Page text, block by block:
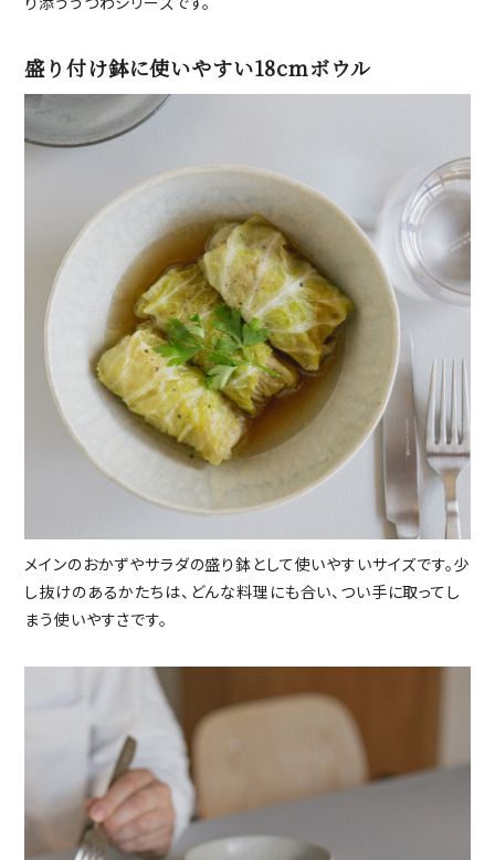
盛り付け鉢に使いやすい18cmボウル
メインのおかずやサラダの盛り鉢として使いやすいサイズです。少
し抜けのあるかたちは、どんな料理にも合い、つい手に取ってし
まう使いやすさです。